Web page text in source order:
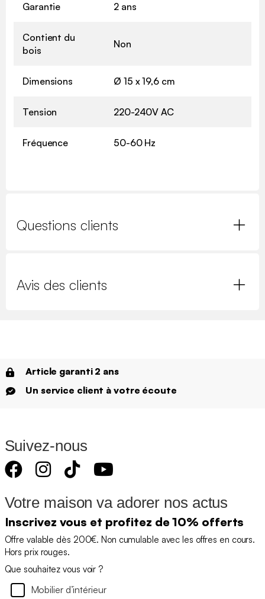
Garantie 2 ans
Contient du
bois
Non
Dimensions Ø 15 x 19,6 cm
Tension 220-240V AC
Fréquence 50-60 Hz
Questions clients
Avis des clients
Article garanti 2 ans
Un service client à votre écoute
Suivez-nous
Votre maison va adorer nos actus
Inscrivez vous et profitez de 10% offerts
Offre valable dès 200€. Non cumulable avec les offres en cours.
Hors prix rouges.
Que souhaitez vous voir ?
Mobilier d’intérieur